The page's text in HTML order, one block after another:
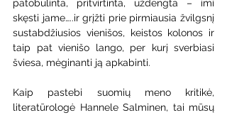
patobulinta, pritvirtinta, uždengta – imi
skęsti jame…..ir grįžti prie pirmiausia žvilgsnį
sustabdžiusios vienišos, keistos kolonos ir
taip pat vienišo lango, per kurį sverbiasi
šviesa, mėginanti ją apkabinti.
Kaip pastebi suomių meno kritikė,
literatūrologė Hannele Salminen, tai mūsų